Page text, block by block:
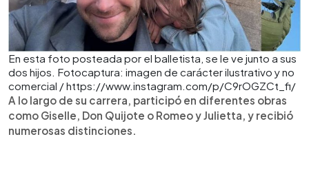
En esta foto posteada por el balletista, se le ve junto a sus
dos hijos. Fotocaptura: imagen de carácter ilustrativo y no
comercial / https://www.instagram.com/p/C9rOGZCt_fi/
A lo largo de su carrera, participó en diferentes obras
como Giselle, Don Quijote o Romeo y Julietta, y recibió
numerosas distinciones.